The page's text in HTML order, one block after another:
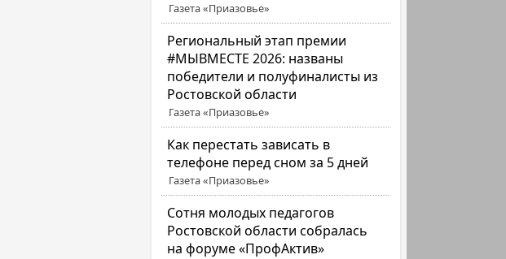
Газета «Приазовье»
Региональный этап премии
#МЫВМЕСТЕ 2026: названы
победители и полуфиналисты из
Ростовской области
Газета «Приазовье»
Как перестать зависать в
телефоне перед сном за 5 дней
Газета «Приазовье»
Сотня молодых педагогов
Ростовской области собралась
на форуме «ПрофАктив»